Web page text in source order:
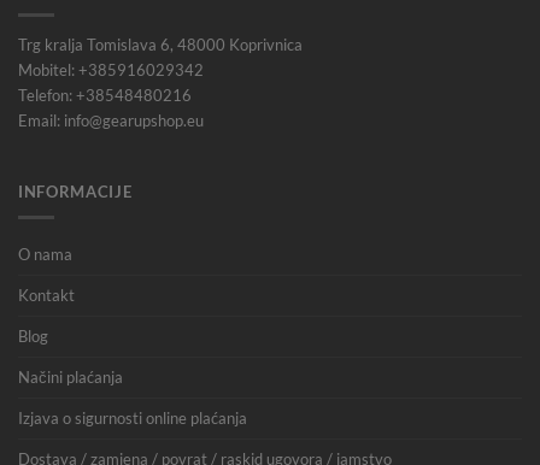
Trg kralja Tomislava 6, 48000 Koprivnica
Mobitel: +385916029342
Telefon: +38548480216
Email: info@gearupshop.eu
INFORMACIJE
O nama
Kontakt
Blog
Načini plaćanja
Izjava o sigurnosti online plaćanja
Dostava / zamjena / povrat / raskid ugovora / jamstvo